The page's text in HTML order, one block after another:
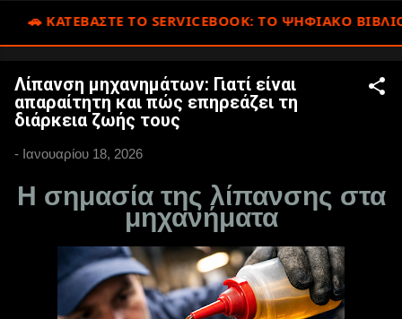
🚗 ΚΑΤΕΒΑΣΤΕ ΤΟ SERVICEBOOK: ΤΟ ΨΗΦΙΑΚΌ ΒΙΒΛΊΟ
Λίπανση μηχανημάτων: Γιατί είναι
απαραίτητη και πώς επηρεάζει τη
διάρκεια ζωής τους
- Ιανουαρίου 18, 2026
Η σημασία της λίπανσης στα
μηχανήματα